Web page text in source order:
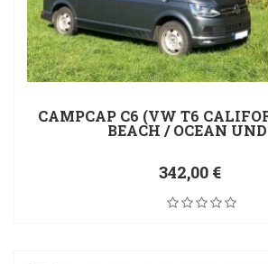
CAMPCAP C6 (VW T6
BEACH / OCEAN
342,00 €